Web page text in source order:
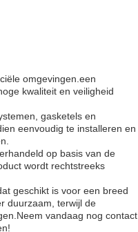
omgevingen.een
kwaliteit en veiligheid
gasketels en
eenvoudig te installeren en
op basis van de
wordt rechtstreeks
geschikt is voor een breed
duurzaam, terwijl de
vandaag nog contact